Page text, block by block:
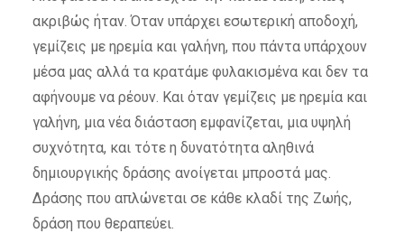
ακριβώς ήταν. Όταν υπάρχει εσωτερική αποδοχή,
γεμίζεις με ηρεμία και γαλήνη, που πάντα υπάρχουν
μέσα μας αλλά τα κρατάμε φυλακισμένα και δεν τα
αφήνουμε να ρέουν. Και όταν γεμίζεις με ηρεμία και
γαλήνη, μια νέα διάσταση εμφανίζεται, μια υψηλή
συχνότητα, και τότε η δυνατότητα αληθινά
δημιουργικής δράσης ανοίγεται μπροστά μας.
Δράσης που απλώνεται σε κάθε κλαδί της Ζωής,
δράση που θεραπεύει.